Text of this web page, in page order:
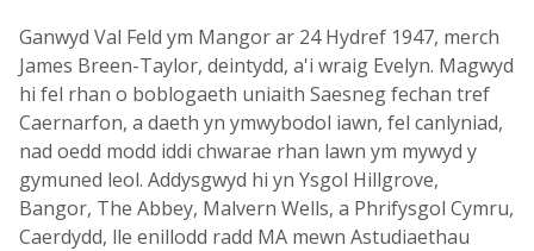
Ganwyd Val Feld ym Mangor ar 24 Hydref 1947, merch
James Breen-Taylor, deintydd, a'i wraig Evelyn. Magwyd
hi fel rhan o boblogaeth uniaith Saesneg fechan tref
Caernarfon, a daeth yn ymwybodol iawn, fel canlyniad,
nad oedd modd iddi chwarae rhan lawn ym mywyd y
gymuned leol. Addysgwyd hi yn Ysgol Hillgrove,
Bangor, The Abbey, Malvern Wells, a Phrifysgol Cymru,
Caerdydd, lle enillodd radd MA mewn Astudiaethau